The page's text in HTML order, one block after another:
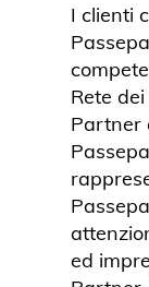
I clienti
Rete
Partner
ed